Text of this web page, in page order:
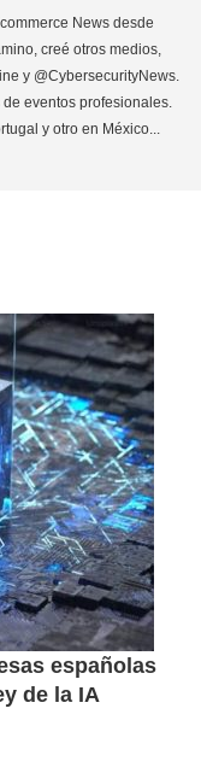
News desde
creé otros medios,
y @CybersecurityNews.
eventos profesionales.
y otro en México...
españolas
de la IA